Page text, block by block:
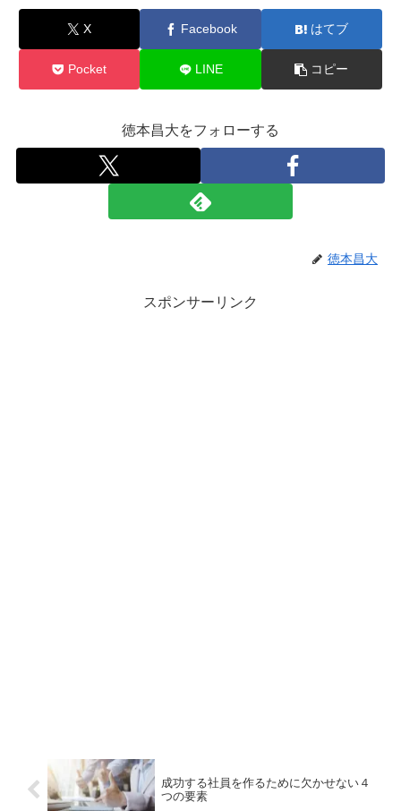
X Facebook はてブ
Pocket LINE コピー
徳本昌大をフォローする
徳本昌大
スポンサーリンク
成功する社員を作るために欠かせない４
つの要素